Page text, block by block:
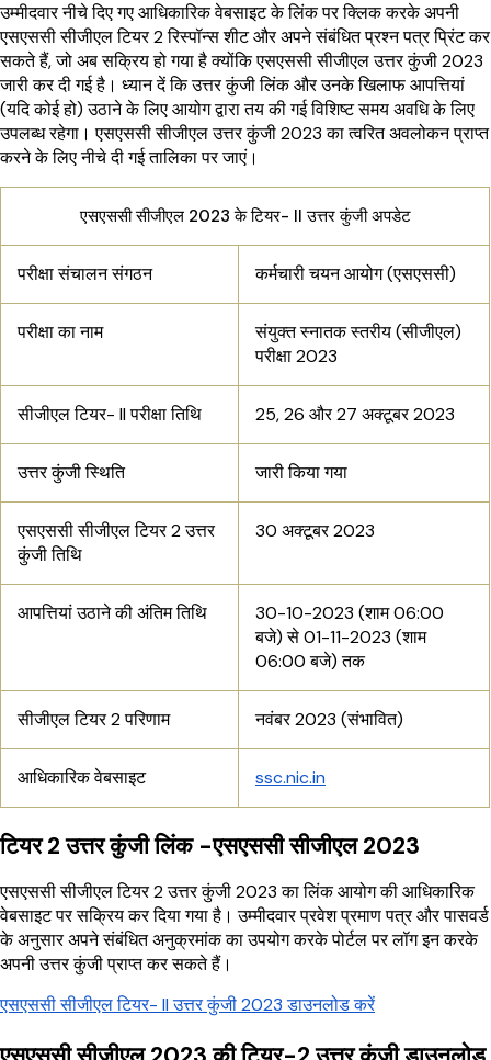
उम्मीदवार नीचे दिए गए आधिकारिक वेबसाइट के लिंक पर क्लिक करके अपनी
एसएससी सीजीएल टियर 2 रिस्पॉन्स शीट और अपने संबंधित प्रश्न पत्र प्रिंट कर
सकते हैं, जो अब सक्रिय हो गया है क्योंकि एसएससी सीजीएल उत्तर कुंजी 2023
जारी कर दी गई है। ध्यान दें कि उत्तर कुंजी लिंक और उनके खिलाफ आपत्तियां
(यदि कोई हो) उठाने के लिए आयोग द्वारा तय की गई विशिष्ट समय अवधि के लिए
उपलब्ध रहेगा। एसएससी सीजीएल उत्तर कुंजी 2023 का त्वरित अवलोकन प्राप्त
करने के लिए नीचे दी गई तालिका पर जाएं।
एसएससी सीजीएल 2023 के टियर- II उत्तर कुंजी अपडेट
परीक्षा संचालन संगठन कर्मचारी चयन आयोग (एसएससी)
परीक्षा का नाम
संयुक्त स्नातक स्तरीय (सीजीएल)
परीक्षा 2023
सीजीएल टियर- II परीक्षा तिथि 25, 26 और 27 अक्टूबर 2023
उत्तर कुंजी स्थिति जारी किया गया
एसएससी सीजीएल टियर 2 उत्तर
कुंजी तिथि
30 अक्टूबर 2023
आपत्तियां उठाने की अंतिम तिथि
30-10-2023 (शाम 06:00
बजे) से 01-11-2023 (शाम
06:00 बजे) तक
सीजीएल टियर 2 परिणाम नवंबर 2023 (संभावित)
आधिकारिक वेबसाइट ssc.nic.in
टियर 2 उत्तर कुंजी लिंक -एसएससी सीजीएल 2023
एसएससी सीजीएल टियर 2 उत्तर कुंजी 2023 का लिंक आयोग की आधिकारिक
वेबसाइट पर सक्रिय कर दिया गया है। उम्मीदवार प्रवेश प्रमाण पत्र और पासवर्ड
के अनुसार अपने संबंधित अनुक्रमांक का उपयोग करके पोर्टल पर लॉग इन करके
अपनी उत्तर कुंजी प्राप्त कर सकते हैं।
एसएससी सीजीएल टियर- II उत्तर कुंजी 2023 डाउनलोड करें